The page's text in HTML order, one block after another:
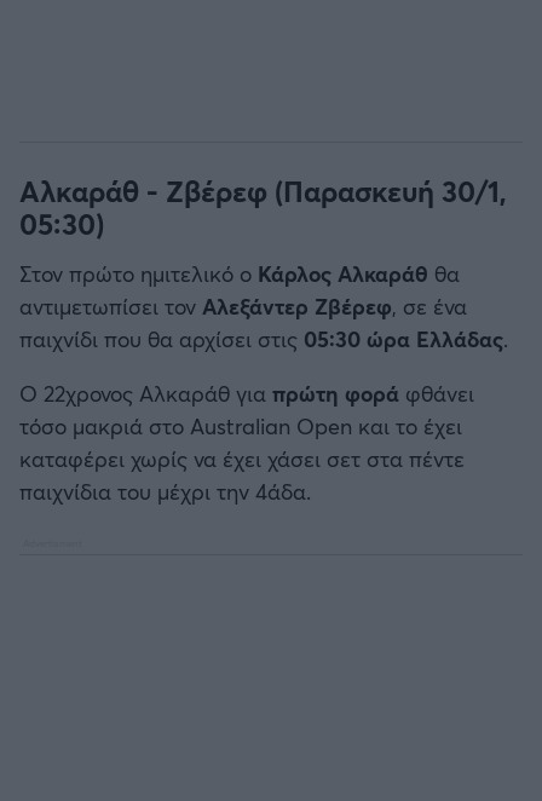
Αλκαράθ - Ζβέρεφ (Παρασκευή 30/1,
05:30)
Στον πρώτο ημιτελικό ο Κάρλος Αλκαράθ θα
αντιμετωπίσει τον Αλεξάντερ Ζβέρεφ, σε ένα
παιχνίδι που θα αρχίσει στις 05:30 ώρα Ελλάδας.
Ο 22χρονος Αλκαράθ για πρώτη φορά φθάνει
τόσο μακριά στο Australian Open και το έχει
καταφέρει χωρίς να έχει χάσει σετ στα πέντε
παιχνίδια του μέχρι την 4άδα.